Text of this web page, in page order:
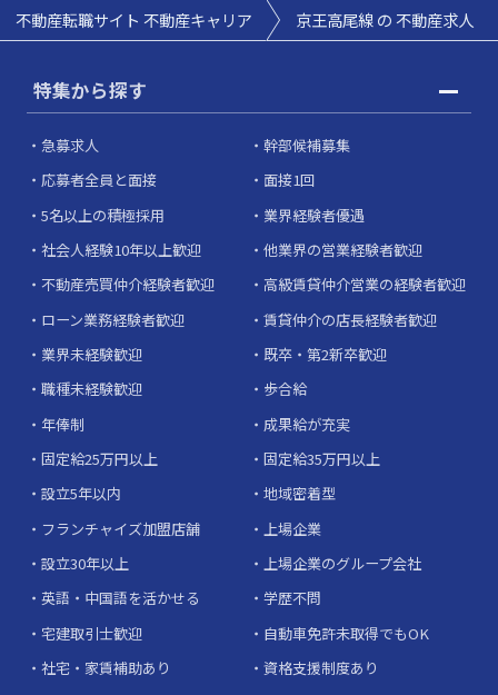
不動産転職サイト 不動産キャリア 京王高尾線 の 不動産求人
特集から探す
急募求人
幹部候補募集
応募者全員と面接
面接1回
5名以上の積極採用
業界経験者優遇
社会人経験10年以上歓迎
他業界の営業経験者歓迎
不動産売買仲介経験者歓迎
高級賃貸仲介営業の経験者歓迎
ローン業務経験者歓迎
賃貸仲介の店長経験者歓迎
業界未経験歓迎
既卒・第2新卒歓迎
職種未経験歓迎
歩合給
年俸制
成果給が充実
固定給25万円以上
固定給35万円以上
設立5年以内
地域密着型
フランチャイズ加盟店舗
上場企業
設立30年以上
上場企業のグループ会社
英語・中国語を活かせる
学歴不問
宅建取引士歓迎
自動車免許未取得でもOK
社宅・家賃補助あり
資格支援制度あり